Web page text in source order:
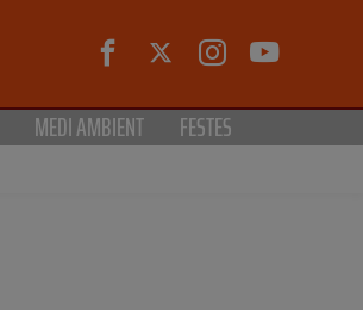
MEDI AMBIENT FESTES